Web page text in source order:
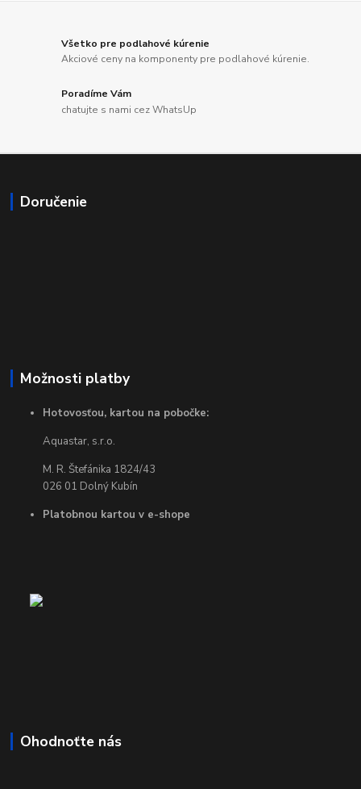
Všetko pre podlahové kúrenie
Akciové ceny na komponenty pre podlahové kúrenie.
Poradíme Vám
chatujte s nami cez WhatsUp
Doručenie
Možnosti platby
Hotovosťou, kartou na pobočke:
Aquastar, s.r.o.
M. R. Štefánika 1824/43
026 01 Dolný Kubín
Platobnou kartou v e-shope
Ohodnoťte nás